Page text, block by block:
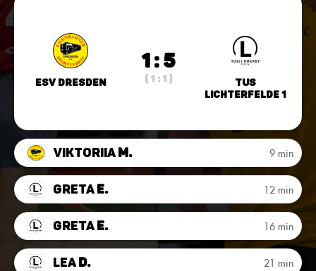
ESV Dresden
1 : 5
( 1 : 1 )
TuS
Lichterfelde 1
ViktoriiaM. 9 min
GretaE. 12 min
GretaE. 16 min
LeaD. 21 min